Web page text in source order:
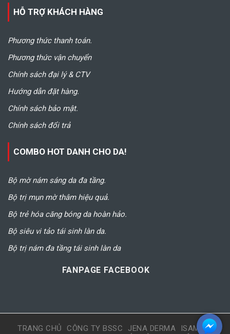
HỖ TRỢ KHÁCH HÀNG
Phương thức thanh toán.
Phương thức vận chuyển
Chính sách đại lý & CTV
Hướng dẫn đặt hàng.
Chính sách bảo mật.
Chính sách đổi trả
COMBO HOT DANH CHO DA!
Bộ mờ nám sáng da đa tầng.
Bộ trị mụn mờ thâm hiệu quả.
Bộ trẻ hóa căng bóng da hoàn hảo.
Bộ siêu vi tảo tái sinh làn da.
Bộ trị nám đa tầng tái sinh làn da
FANPAGE FACEBOOK
TRANG CHỦ CÔNG TY BSSC JENA DERMA
ISAMEN